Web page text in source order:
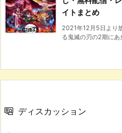
イトまとめ
2021年12月5日より
る鬼滅の刃の2期にあ
ディスカッション